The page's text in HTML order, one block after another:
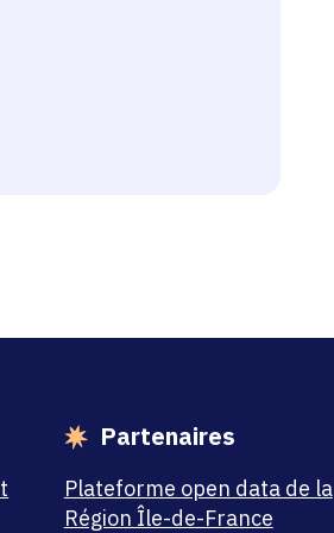
papier
Partenaires
Plateforme open data de la
Région Île-de-France